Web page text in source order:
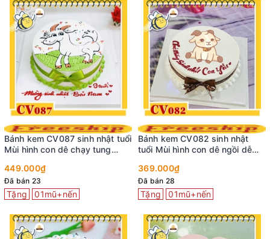
Bánh kem CV087 sinh nhật tuổi
Mùi hình con dê chạy tung
449.000₫
Đã bán 23
Tặng 01mũ+nến
Bánh kem CV082 sinh nhật
tuổi Mùi hình con dê ngồi dễ
369.000₫
Đã bán 28
Tặng 01mũ+nến